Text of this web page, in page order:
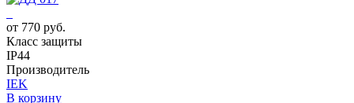
от 770 руб.
Класс защиты
IP44
Производитель
IEK
В корзину